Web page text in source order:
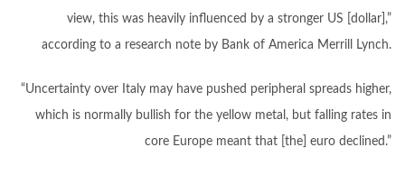
view, this was heavily influenced by a stronger US [dollar],”
according to a research note by Bank of America Merrill Lynch.
“Uncertainty over Italy may have pushed peripheral spreads higher,
which is normally bullish for the yellow metal, but falling rates in
core Europe meant that [the] euro declined.”